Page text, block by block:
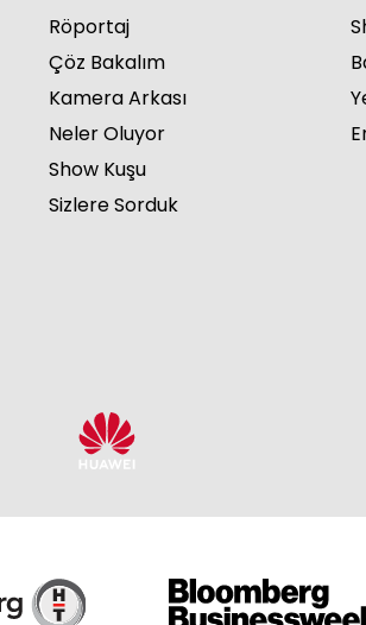
Röportaj
Çöz Bakalım
Kamera Arkası
Neler Oluyor
Show Kuşu
Sizlere Sorduk